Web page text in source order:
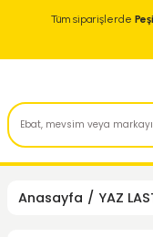
Tüm siparişlerde
Anasayfa YAZ